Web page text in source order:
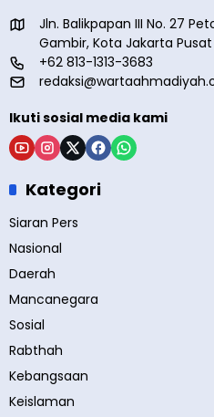
Jln. Balikpapan III No. 27
Gambir, Kota Jakarta Pusat
+62 813-1313-3683
Ikuti sosial media kami
Kategori
Siaran Pers
Nasional
Daerah
Mancanegara
Sosial
Rabthah
Kebangsaan
Keislaman